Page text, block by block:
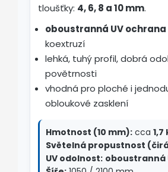
tloušťky: 4, 6, 8 a 10 mm.
oboustranná UV ochrana
koextruzí
lehká, tuhý profil, dobrá
povětrnosti
vhodná pro ploché i
obloukové zasklení
Hmotnost (10 mm): cca 1,7
Světelná propustnost
UV odolnost: oboustranná